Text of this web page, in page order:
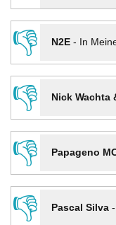
👎
N2E- In
👎
Nick Wachta
👎
Papageno
👎
Pascal Silva-